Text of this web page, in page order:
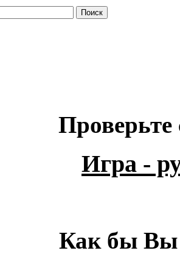
Проверьте
Игра -
Как бы Вы